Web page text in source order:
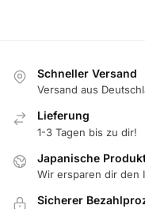
Schneller Versand
Versand aus
Lieferung
1-3 Tagen bis zu dir!
Japanische
Wir ersparen dir den
Sicherer